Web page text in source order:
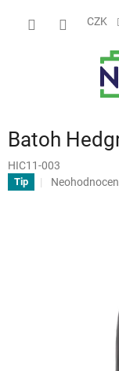
CZK
Batoh
HIC11-003
Tip
Průměrné